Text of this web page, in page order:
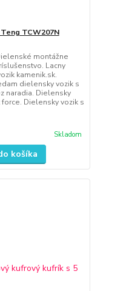
TCW207N
montážne
Lacny
kamenik.sk.
dielensky vozik s
naradia. Dielensky
Dielensky vozik s
Skladom
košíka